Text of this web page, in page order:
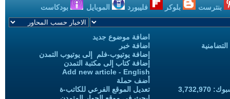
بنترست بلوكر فليبورد الموبايل بودكاست
اضافة موضوع جديد
اضافة خبر
إضافة يوتيوب-فلم إلى يوتيوب التمدن
إضافة كتاب إلى مكتبة التمدن
Add new article - English
أضف حملة
تعديل الموقع الفرعي للكاتب-ة